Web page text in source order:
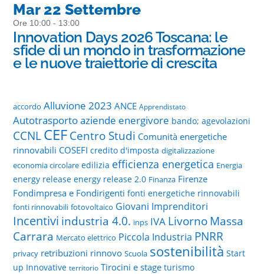
Mar 22 Settembre
Ore 10:00 - 13:00
Innovation Days 2026 Toscana: le
sfide di un mondo in trasformazione
e le nuove traiettorie di crescita
accordo Alluvione 2023 ANCE Apprendistato
Autotrasportoaziende energivore bando; agevolazioni
CCNLCEF Centro Studi Comunità energetiche
rinnovabili COSEFI credito d'imposta digitalizzazione
economia circolare edilizia efficienza energetica Energia
energy release energy release 2.0 Finanza Firenze
Fondimpresa e Fondirigenti fonti energetiche rinnovabili
fonti rinnovabili fotovoltaico Giovani Imprenditori
Incentivi industria 4.0. inps IVA Livorno Massa
Carrara Mercato elettrico Piccola Industria PNRR
privacy retribuzioni rinnovo Scuola sostenibilità Start
up Innovative territorio Tirocini e stage turismo